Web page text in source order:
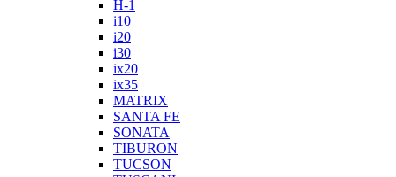
H-1
i10
i20
i30
ix20
ix35
MATRIX
SANTA FE
SONATA
TIBURON
TUCSON